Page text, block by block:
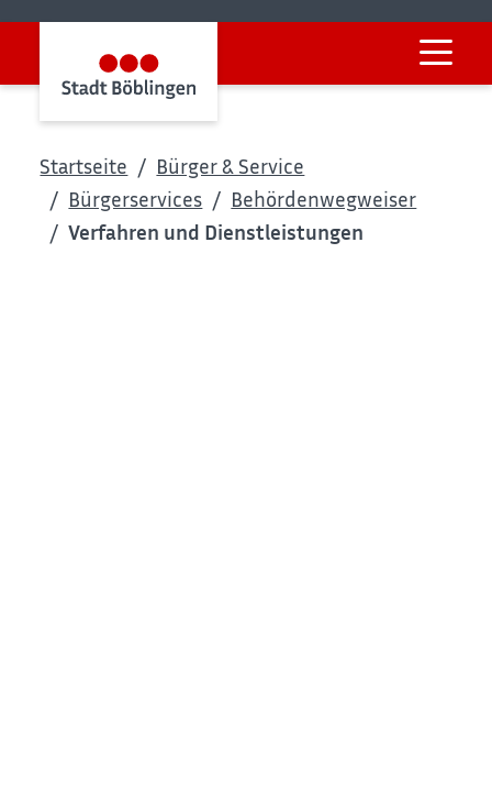
Startseite
Bürger & Service
Bürgerservices
Behördenwegweiser
Verfahren und Dienstleistungen